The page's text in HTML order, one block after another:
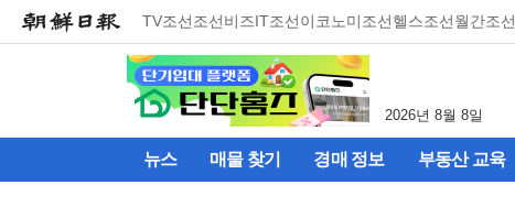
TV조선조선비즈IT조선이코노미조선헬스조선월간조선
2026년 8월 8일
뉴스 매물 찾기 경매 정보 부동산 교육